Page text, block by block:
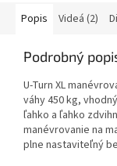
Popis Videá (2)
Podrobný
U-Turn XL
váhy 450 kg,
ľahko a ľahko
manévrovanie na
plne nastaviteľný